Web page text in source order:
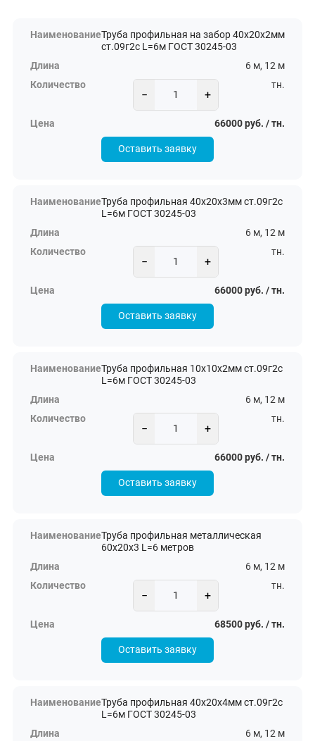
Труба профильная на забор 40х20х2мм
ст.09г2с L=6м ГОСТ 30245-03
6 м, 12 м
− +
тн.
66000 руб. / тн.
Оставить заявку
Труба профильная 40х20х3мм ст.09г2с
L=6м ГОСТ 30245-03
6 м, 12 м
− +
тн.
66000 руб. / тн.
Оставить заявку
Труба профильная 10х10х2мм ст.09г2с
L=6м ГОСТ 30245-03
6 м, 12 м
− +
тн.
66000 руб. / тн.
Оставить заявку
Труба профильная металлическая
60х20х3 L=6 метров
6 м, 12 м
− +
тн.
68500 руб. / тн.
Оставить заявку
Труба профильная 40х20х4мм ст.09г2с
L=6м ГОСТ 30245-03
6 м, 12 м